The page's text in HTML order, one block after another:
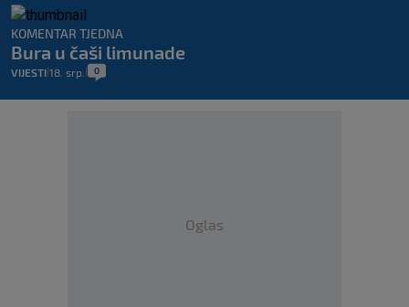
KOMENTAR TJEDNA
Bura u čaši limunade
VIJESTI 18. srp. 0
Oglas